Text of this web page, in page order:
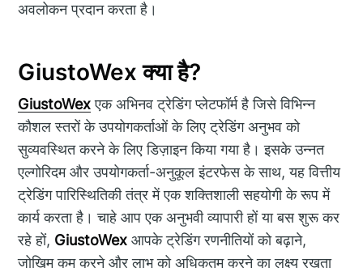
अवलोकन प्रदान करता है।
GiustoWex क्या है?
GiustoWexएक अभिनव ट्रेडिंग प्लेटफॉर्म है जिसे विभिन्न
कौशल स्तरों के उपयोगकर्ताओं के लिए ट्रेडिंग अनुभव को
सुव्यवस्थित करने के लिए डिज़ाइन किया गया है। इसके उन्नत
एल्गोरिदम और उपयोगकर्ता-अनुकूल इंटरफेस के साथ, यह वित्तीय
ट्रेडिंग पारिस्थितिकी तंत्र में एक शक्तिशाली सहयोगी के रूप में
कार्य करता है। चाहे आप एक अनुभवी व्यापारी हों या बस शुरू कर
रहे हों, GiustoWex आपके ट्रेडिंग रणनीतियों को बढ़ाने,
जोखिम कम करने और लाभ को अधिकतम करने का लक्ष्य रखता